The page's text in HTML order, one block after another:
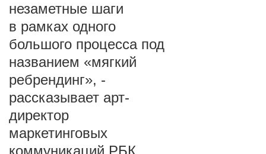
незаметные шаги
в рамках одного
большого процесса под
названием «мягкий
ребрендинг», -
рассказывает арт-
директор
маркетинговых
коммуникаций РБК